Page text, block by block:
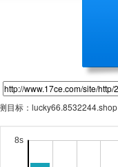
目标： lucky66.8532244.shop